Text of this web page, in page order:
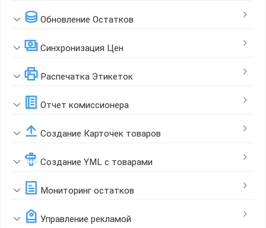
Обновление Остатков
Синхронизация Цен
Распечатка Этикеток
Отчет комиссионера
Создание Карточек товаров
Создание YML с товарами
Мониторинг остатков
Управление рекламой